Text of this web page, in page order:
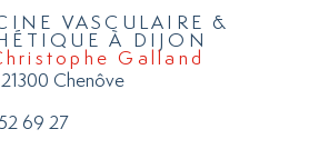
VASCULAIRE &
À DIJON
Galland
Chenôve
69 27